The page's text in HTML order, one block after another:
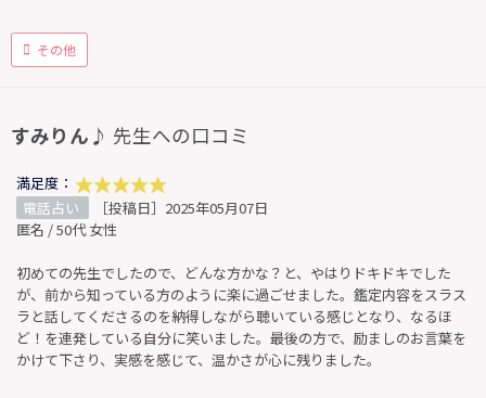
その他
すみりん♪ 先生への口コミ
満足度：
電話占い
［投稿日］2025年05月07日
匿名 / 50代 女性
初めての先生でしたので、どんな方かな？と、やはりドキドキでした
が、前から知っている方のように楽に過ごせました。鑑定内容をスラス
ラと話してくださるのを納得しながら聴いている感じとなり、なるほ
ど！を連発している自分に笑いました。最後の方で、励ましのお言葉を
かけて下さり、実感を感じて、温かさが心に残りました。